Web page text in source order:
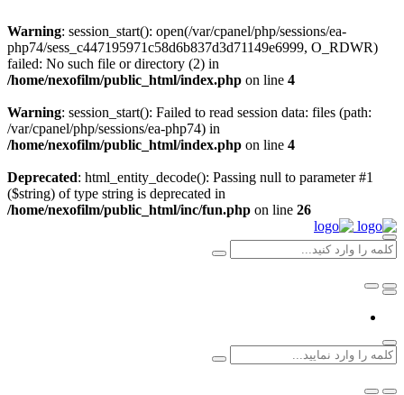
Warning: session_start(): open(/var/cpanel/php/sessions/ea-
php74/sess_c447195971c58d6b837d3d71149e6999, O_RDWR)
failed: No such file or directory (2) in
/home/nexofilm/public_html/index.php on line 4
Warning: session_start(): Failed to read session data: files (path:
/var/cpanel/php/sessions/ea-php74) in
/home/nexofilm/public_html/index.php on line 4
Deprecated: html_entity_decode(): Passing null to parameter #1
($string) of type string is deprecated in
/home/nexofilm/public_html/inc/fun.php on line 26